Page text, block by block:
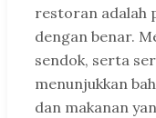
restoran adalah
dengan benar.
sendok, serta
menunjukkan
dan makanan